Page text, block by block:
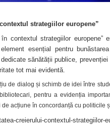
strategiilor europene”
contextul strategiilor europene”
esențial pentru
sănătății publice, prevenției
tot mai evidentă.
de dialog și schimb de idei între
pentru a evidenția
acțiune în concordanță cu politicile
creierului-contextul-strategiilor-